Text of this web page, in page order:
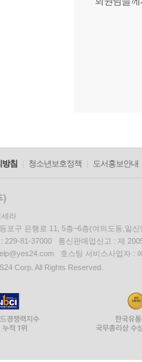
침 청소년보호정책 도서홍보안내
세라
포구 은행로 11, 5층~6층(여의도동,일신
: 229-81-37000 통신판매업신고 : 제
호스팅 서비스사업자 :
Corp. All Rights Reserved.